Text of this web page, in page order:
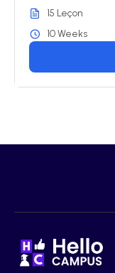
15 Leçon
10 Weeks